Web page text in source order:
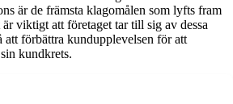
är de främsta klagomålen som lyfts fram
viktigt att företaget tar till sig av dessa
att förbättra kundupplevelsen för att
kundkrets.